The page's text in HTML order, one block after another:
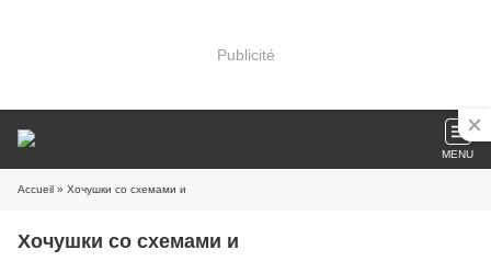
Publicité
MENU
Accueil » Хочушки со схемами и
Хочушки со схемами и